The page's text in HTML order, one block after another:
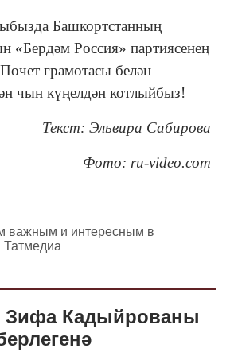
Башкортстанның
«Бердәм Россия» партиясенең
грамотасы белән
чын күңелдән котлыйбыз!
Текст: Эльвира Сабирова
Фото: ru-video.com
важным и интересным в
Татмедиа
Зифа Кадыйрованы